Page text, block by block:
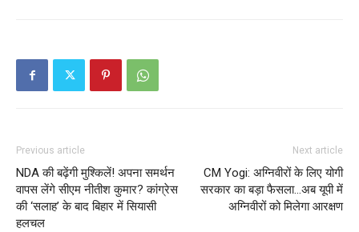
Previous article
NDA की बढ़ेंगी मुश्किलें! अपना समर्थन
वापस लेंगे सीएम नीतीश कुमार? कांग्रेस
की ‘सलाह’ के बाद बिहार में सियासी
हलचल
Next article
CM Yogi: अग्निवीरों के लिए योगी
सरकार का बड़ा फैसला…अब यूपी में
अग्निवीरों को मिलेगा आरक्षण